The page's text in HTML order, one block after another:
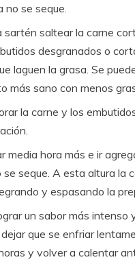
no se seque.
sartén saltear la carne
desgranados o
laguen la grasa. Se
más sano con menos
la carne y los
media hora más e ir
se seque. A esta altura la
y espasando la
un sabor más intenso
que se enfriar
y volver a calentar